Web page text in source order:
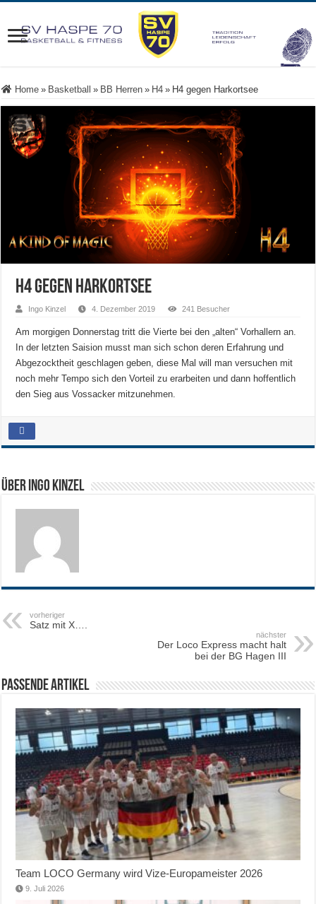
Home » Basketball » BB Herren » H4 » H4 gegen Harkortsee
H4 gegen Harkortsee
Ingo Kinzel 4. Dezember 2019 241 Besucher
Am morgigen Donnerstag tritt die Vierte bei den „alten“ Vorhallern an.
In der letzten Saision musst man sich schon deren Erfahrung und
Abgezocktheit geschlagen geben, diese Mal will man versuchen mit
noch mehr Tempo sich den Vorteil zu erarbeiten und dann hoffentlich
den Sieg aus Vossacker mitzunehmen.
Über Ingo Kinzel
vorheriger
Satz mit X….
nächster
Der Loco Express macht halt
bei der BG Hagen III
Passende Artikel
Team LOCO Germany wird Vize-Europameister 2026
9. Juli 2026